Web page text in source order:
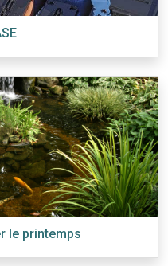
le printemps